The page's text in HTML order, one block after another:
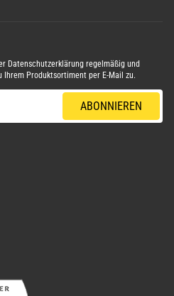
Datenschutzerklärung regelmäßig und
Produktsortiment per E-Mail zu.
ABONNIEREN